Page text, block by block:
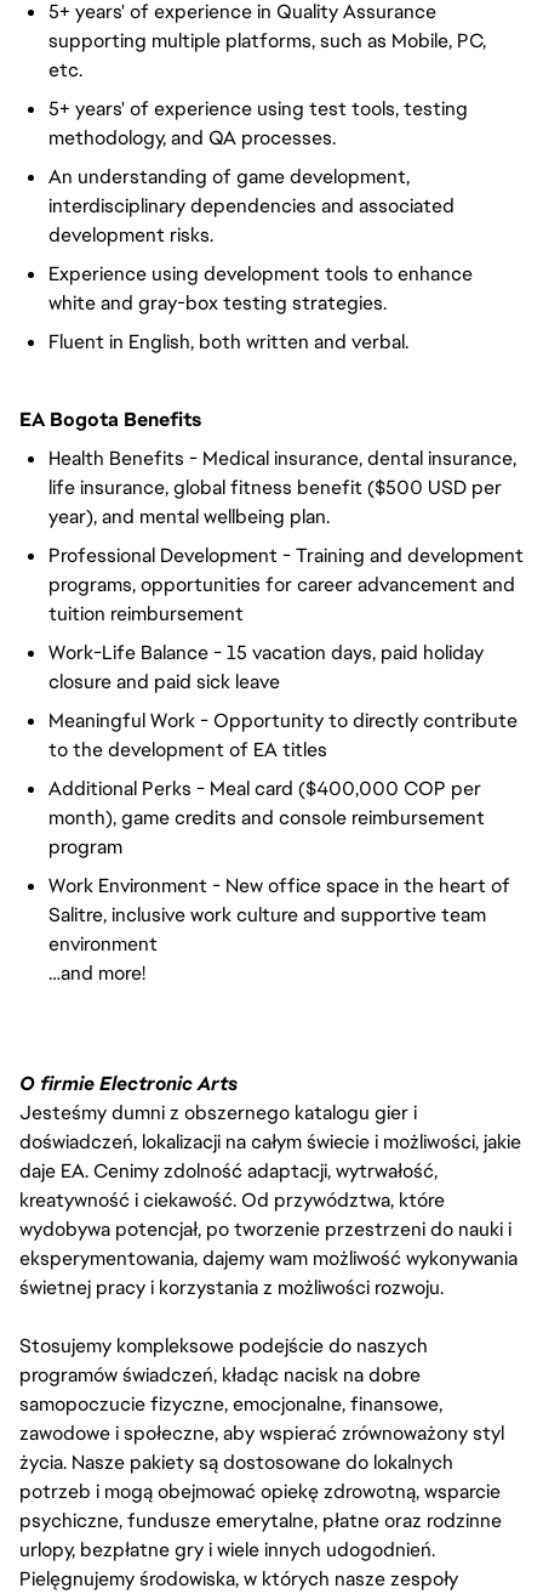
5+ years' of experience in Quality Assurance
supporting multiple platforms, such as Mobile, PC,
etc.
5+ years' of experience using test tools, testing
methodology, and QA processes.
An understanding of game development,
interdisciplinary dependencies and associated
development risks.
Experience using development tools to enhance
white and gray-box testing strategies.
Fluent in English, both written and verbal.
EA Bogota Benefits
Health Benefits - Medical insurance, dental insurance,
life insurance, global fitness benefit ($500 USD per
year), and mental wellbeing plan.
Professional Development - Training and development
programs, opportunities for career advancement and
tuition reimbursement
Work-Life Balance - 15 vacation days, paid holiday
closure and paid sick leave
Meaningful Work - Opportunity to directly contribute
to the development of EA titles
Additional Perks - Meal card ($400,000 COP per
month), game credits and console reimbursement
program
Work Environment - New office space in the heart of
Salitre, inclusive work culture and supportive team
environment
…and more!
O firmie Electronic Arts
Jesteśmy dumni z obszernego katalogu gier i
doświadczeń, lokalizacji na całym świecie i możliwości, jakie
daje EA. Cenimy zdolność adaptacji, wytrwałość,
kreatywność i ciekawość. Od przywództwa, które
wydobywa potencjał, po tworzenie przestrzeni do nauki i
eksperymentowania, dajemy wam możliwość wykonywania
świetnej pracy i korzystania z możliwości rozwoju.
Stosujemy kompleksowe podejście do naszych
programów świadczeń, kładąc nacisk na dobre
samopoczucie fizyczne, emocjonalne, finansowe,
zawodowe i społeczne, aby wspierać zrównoważony styl
życia. Nasze pakiety są dostosowane do lokalnych
potrzeb i mogą obejmować opiekę zdrowotną, wsparcie
psychiczne, fundusze emerytalne, płatne oraz rodzinne
urlopy, bezpłatne gry i wiele innych udogodnień.
Pielęgnujemy środowiska, w których nasze zespoły